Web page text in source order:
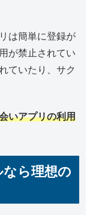
は簡単に登録が
が禁止されてい
ていたり、サク
いアプリの利用
なら理想の